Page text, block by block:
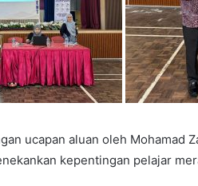
ucapan aluan oleh Mohamad
kepentingan pelajar